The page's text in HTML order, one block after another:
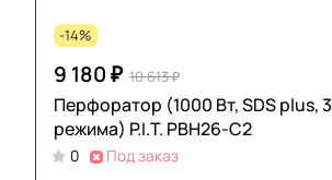
-14%
9 180 ₽ 10 613 ₽
Перфоратор (1000 Вт, SDS plus, 3
режима) P.I.T. PBH26-C2
0 Под заказ